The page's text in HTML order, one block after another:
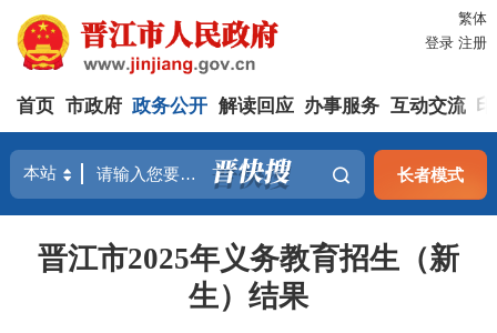
繁体
登录 注册
首页 市政府 政务公开 解读回应 办事服务 互动交流
长者模式
晋江市2025年义务教育招生（新
生）结果